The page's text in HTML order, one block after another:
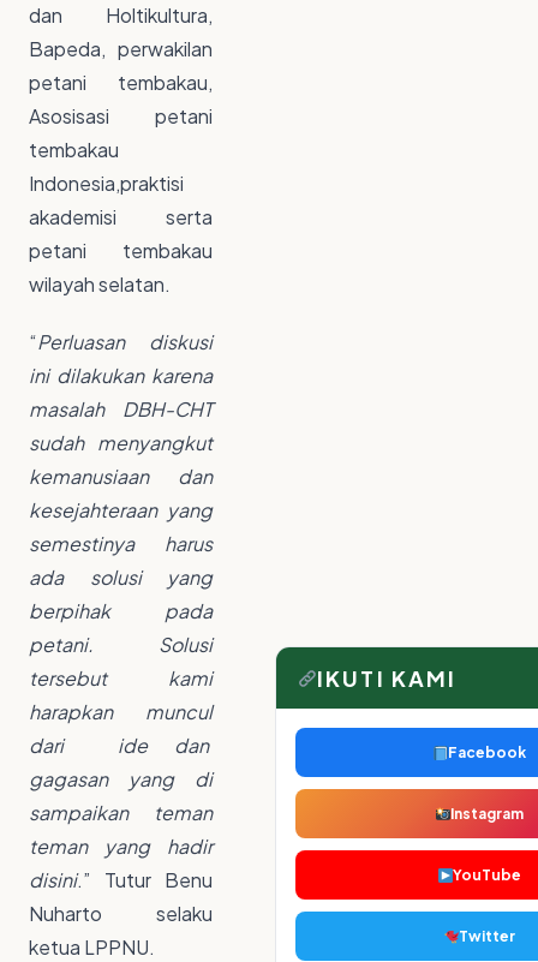
dan Holtikultura,
Bapeda, perwakilan
petani tembakau,
Asosisasi petani
tembakau
Indonesia,praktisi
akademisi serta
petani tembakau
wilayah selatan.
“Perluasan diskusi
ini dilakukan karena
masalah DBH-CHT
sudah menyangkut
kemanusiaan dan
kesejahteraan yang
semestinya harus
ada solusi yang
berpihak pada
petani. Solusi
tersebut kami
harapkan muncul
dari ide dan
gagasan yang di
sampaikan teman
teman yang hadir
disini.” Tutur Benu
Nuharto selaku
ketua LPPNU.
IKUTI KAMI
Facebook
Instagram
YouTube
Twitter